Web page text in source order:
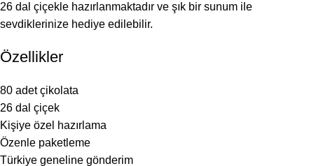
26 dal çiçekle hazırlanmaktadır ve şık bir sunum ile
sevdiklerinize hediye edilebilir.
Özellikler
80 adet çikolata
26 dal çiçek
Kişiye özel hazırlama
Özenle paketleme
Türkiye geneline gönderim